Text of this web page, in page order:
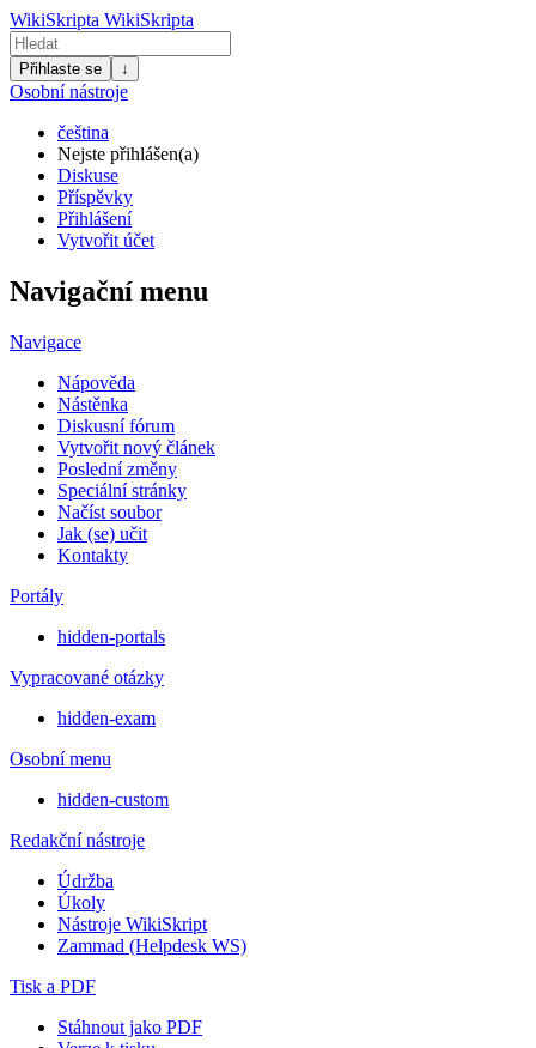
WikiSkripta WikiSkripta
Přihlaste se ↓
Osobní nástroje
čeština
Nejste přihlášen(a)
Diskuse
Příspěvky
Přihlášení
Vytvořit účet
Navigační menu
Navigace
Nápověda
Nástěnka
Diskusní fórum
Vytvořit nový článek
Poslední změny
Speciální stránky
Načíst soubor
Jak (se) učit
Kontakty
Portály
hidden-portals
Vypracované otázky
hidden-exam
Osobní menu
hidden-custom
Redakční nástroje
Údržba
Úkoly
Nástroje WikiSkript
Zammad (Helpdesk WS)
Tisk a PDF
Stáhnout jako PDF